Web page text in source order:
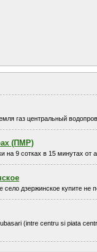
газ центральный
(ПМР)
на 9 сотках в 15 минутах от
дзержинское купите не
(intre centru si piata